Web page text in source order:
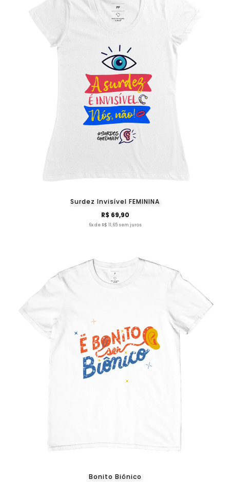
Surdez Invisível FEMININA
R$ 69,90
6x de R$ 11,65 sem juros
Bonito Biônico